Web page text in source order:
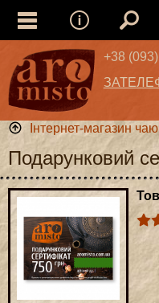
+38
Інтернет-магазин
Подарунковий